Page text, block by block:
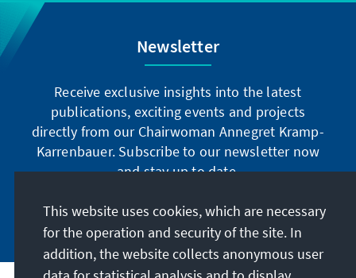
Newsletter
Receive exclusive insights into the latest
publications, exciting events and projects
directly from our Chairwoman Annegret Kramp-
Karrenbauer. Subscribe to our newsletter now
and stay up to date.
Subscribe now
This website uses cookies, which are necessary
for the operation and security of the site. In
addition, the website collects anonymous user